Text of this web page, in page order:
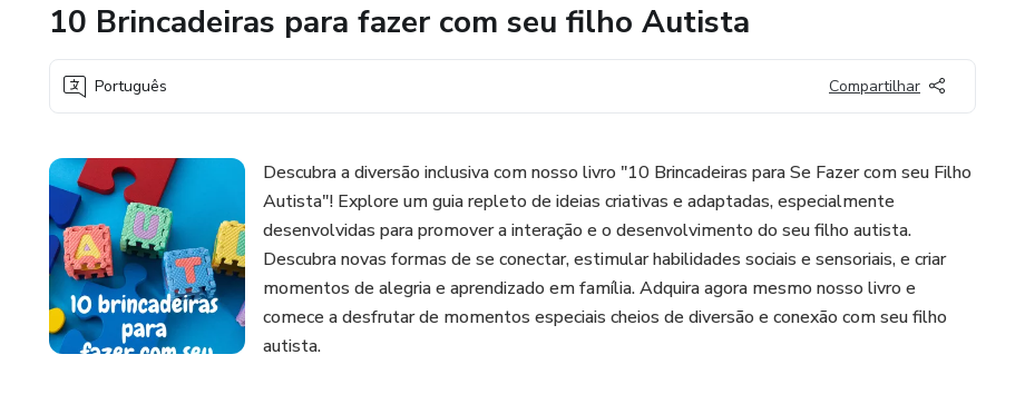
10 Brincadeiras para fazer com seu filho Autista
Português Compartilhar
Descubra a diversão inclusiva com nosso livro "10 Brincadeiras para Se Fazer com seu Filho
Autista"! Explore um guia repleto de ideias criativas e adaptadas, especialmente
desenvolvidas para promover a interação e o desenvolvimento do seu filho autista.
Descubra novas formas de se conectar, estimular habilidades sociais e sensoriais, e criar
momentos de alegria e aprendizado em família. Adquira agora mesmo nosso livro e
comece a desfrutar de momentos especiais cheios de diversão e conexão com seu filho
autista.